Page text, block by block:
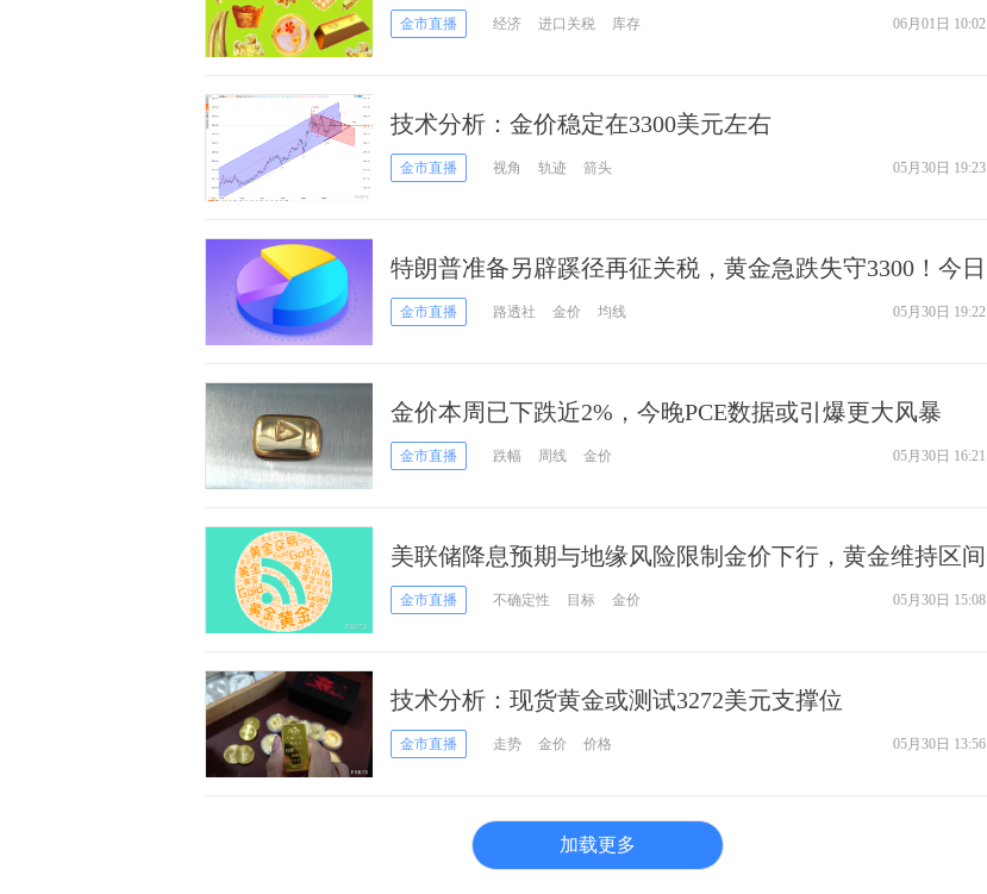
威尔定生死？
金市直播 经济 进口关税 库存 06月01日 10:02
技术分析：金价稳定在3300美元左右
金市直播 视角 轨迹 箭头 05月30日 19:23
特朗普准备另辟蹊径再征关税，黄金急跌失守3300！今日
盯紧PCE报告
金市直播 路透社 金价 均线 05月30日 19:22
金价本周已下跌近2%，今晚PCE数据或引爆更大风暴
金市直播 跌幅 周线 金价 05月30日 16:21
美联储降息预期与地缘风险限制金价下行，黄金维持区间
震荡
金市直播 不确定性 目标 金价 05月30日 15:08
技术分析：现货黄金或测试3272美元支撑位
金市直播 走势 金价 价格 05月30日 13:56
加载更多